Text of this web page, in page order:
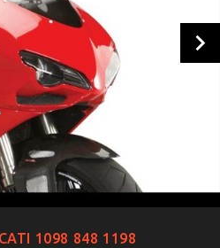
1098 848 1198